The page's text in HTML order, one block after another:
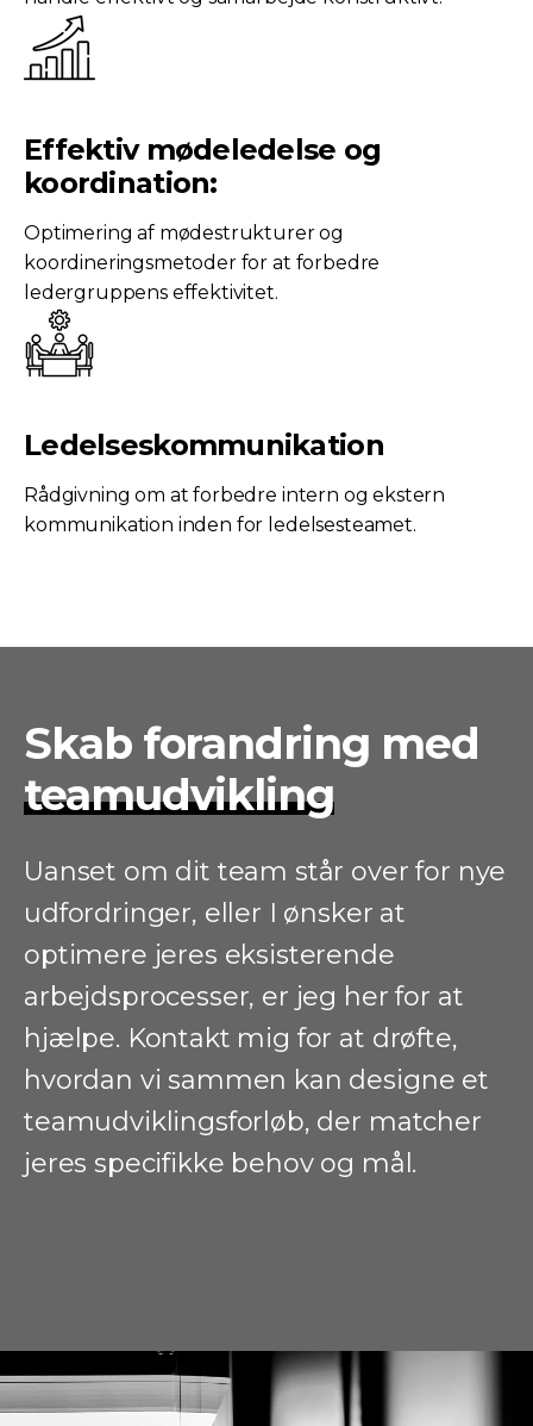
Effektiv mødeledelse og
koordination:
Optimering af mødestrukturer og
koordineringsmetoder for at forbedre
ledergruppens effektivitet.
Ledelseskommunikation
Rådgivning om at forbedre intern og ekstern
kommunikation inden for ledelsesteamet.
Skab forandring med
teamudvikling
Uanset om dit team står over for nye
udfordringer, eller I ønsker at
optimere jeres eksisterende
arbejdsprocesser, er jeg her for at
hjælpe. Kontakt mig for at drøfte,
hvordan vi sammen kan designe et
teamudviklingsforløb, der matcher
jeres specifikke behov og mål.